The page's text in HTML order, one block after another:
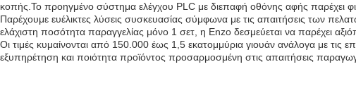
κοπής.Το προηγμένο σύστημα ελέγχου PLC με διεπαφή οθόνης αφής παρέχει
Παρέχουμε ευέλικτες λύσεις συσκευασίας σύμφωνα με τις απαιτήσεις των
ελάχιστη ποσότητα παραγγελίας μόνο 1 σετ, η Enzo δεσμεύεται να παρέχει
Οι τιμές κυμαίνονται από 150.000 έως 1,5 εκατομμύρια γιουάν ανάλογα με τις
εξυπηρέτηση και ποιότητα προϊόντος προσαρμοσμένη στις απαιτήσεις